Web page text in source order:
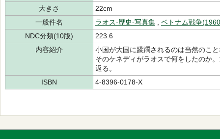
大きさ
22cm
一般件名
ラオス-歴史-写真集
ベトナム戦争
NDC分類(10版)
223.6
内容紹介
小国が大国に蹂躙されるのは当然のこ
そのケネディがラオスで何をしたのか
返る。
ISBN
4-8396-0178-X